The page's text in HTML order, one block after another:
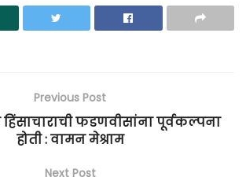
Previous Post
फडणवीसांना पूर्वकल्पना
होती : वामन मेश्राम
Next Post